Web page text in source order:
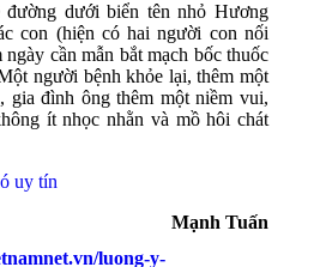
dưới biển tên nhỏ Hương
con (hiện có hai người con nối
cần mẫn bắt mạch bốc thuốc
người bệnh khỏe lại, thêm một
gia đình ông thêm một niềm vui,
ít nhọc nhằn và mồ hôi chát
uy tín
Mạnh Tuấn
luong-y-